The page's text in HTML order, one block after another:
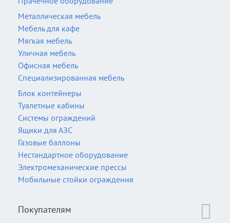
Металлическая мебель
Мебель для кафе
Мягкая мебель
Уличная мебель
Офисная мебель
Специализированная мебель
Блок контейнеры
Туалетные кабины
Системы ограждений
Ящики для АЗС
Газовые баллоны
Нестандартное оборудование
Электромеханические прессы
Мобильные стойки ограждения
Покупателям